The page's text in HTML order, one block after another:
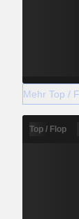
Mehr Top /
Top / Flop